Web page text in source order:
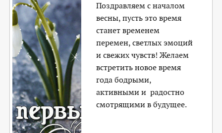
Поздравляем с началом
весны, пусть это время
станет временем
перемен, светлых эмоций
и свежих чувств! Желаем
встретить новое время
года бодрыми,
активными и радостно
смотрящими в будущее.